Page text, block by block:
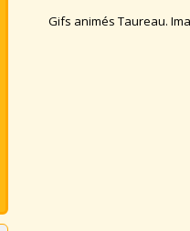
Gifs animés Taureau.